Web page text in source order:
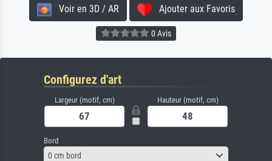
Voir en 3D / AR Ajouter aux Favoris
0 Avis
Configurez d'art
Largeur (motif, cm) Hauteur (motif, cm)
Bord
0 cm bord